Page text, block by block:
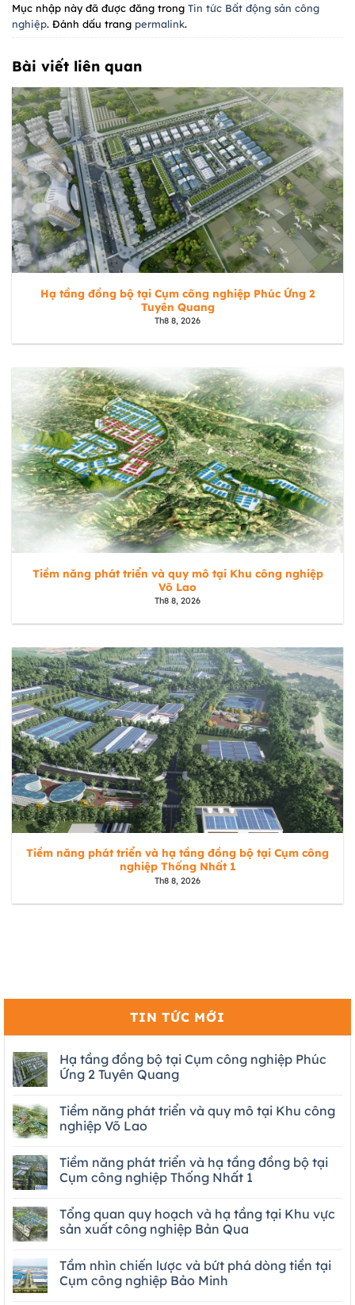
Mục nhập này đã được đăng trong Tin tức Bất động sản công
nghiệp. Đánh dấu trang permalink.
Bài viết liên quan
Hạ tầng đồng bộ tại Cụm công nghiệp Phúc Ứng 2
Tuyên Quang
Th8 8, 2026
Tiềm năng phát triển và quy mô tại Khu công nghiệp
Võ Lao
Th8 8, 2026
Tiềm năng phát triển và hạ tầng đồng bộ tại Cụm công
nghiệp Thống Nhất 1
Th8 8, 2026
TIN TỨC MỚI
Hạ tầng đồng bộ tại Cụm công nghiệp Phúc
Ứng 2 Tuyên Quang
Tiềm năng phát triển và quy mô tại Khu công
nghiệp Võ Lao
Tiềm năng phát triển và hạ tầng đồng bộ tại
Cụm công nghiệp Thống Nhất 1
Tổng quan quy hoạch và hạ tầng tại Khu vực
sản xuất công nghiệp Bản Qua
Tầm nhìn chiến lược và bứt phá dòng tiền tại
Cụm công nghiệp Bảo Minh